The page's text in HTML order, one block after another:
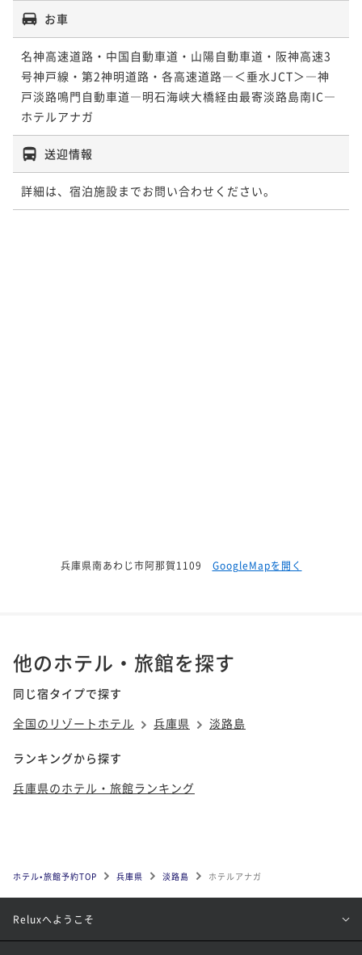
お車
名神高速道路・中国自動車道・山陽自動車道・阪神高速3
号神戸線・第2神明道路・各高速道路―＜垂水JCT＞―神
戸淡路鳴門自動車道―明石海峡大橋経由最寄淡路島南IC―
ホテルアナガ
送迎情報
詳細は、宿泊施設までお問い合わせください。
兵庫県南あわじ市阿那賀1109 GoogleMapを開く
他のホテル・旅館を探す
同じ宿タイプで探す
全国のリゾートホテル
兵庫県 淡路島
ランキングから探す
兵庫県のホテル・旅館ランキング
ホテル•旅館予約TOP 兵庫県 淡路島 ホテルアナガ
Reluxへようこそ